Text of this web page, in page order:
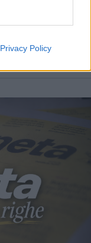
Privacy Policy
del 31